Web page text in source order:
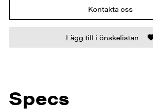
Kontakta oss
Lägg till i önskelistan
Specs